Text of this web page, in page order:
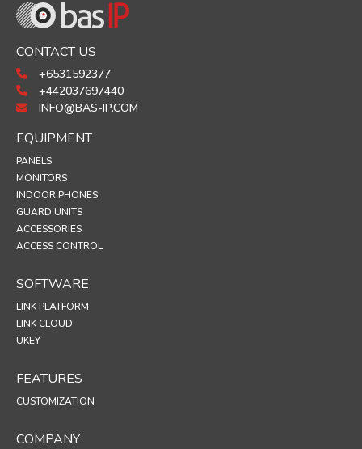
CONTACT US
+6531592377
+442037697440
INFO@BAS-IP.COM
EQUIPMENT
PANELS
MONITORS
INDOOR PHONES
GUARD UNITS
ACCESSORIES
ACCESS CONTROL
SOFTWARE
LINK PLATFORM
LINK CLOUD
UKEY
FEATURES
CUSTOMIZATION
COMPANY